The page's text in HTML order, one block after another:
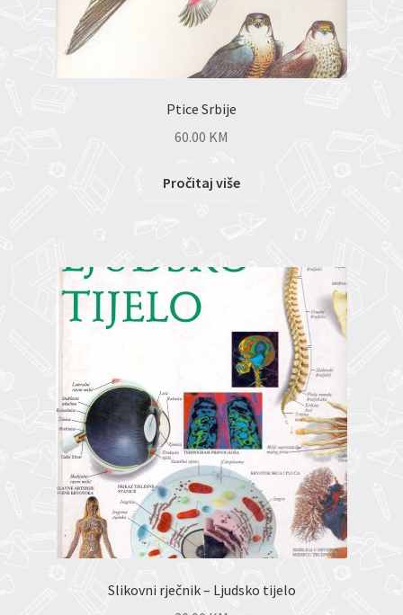
Ptice Srbije
60.00 KM
Pročitaj više
Slikovni rječnik – Ljudsko tijelo